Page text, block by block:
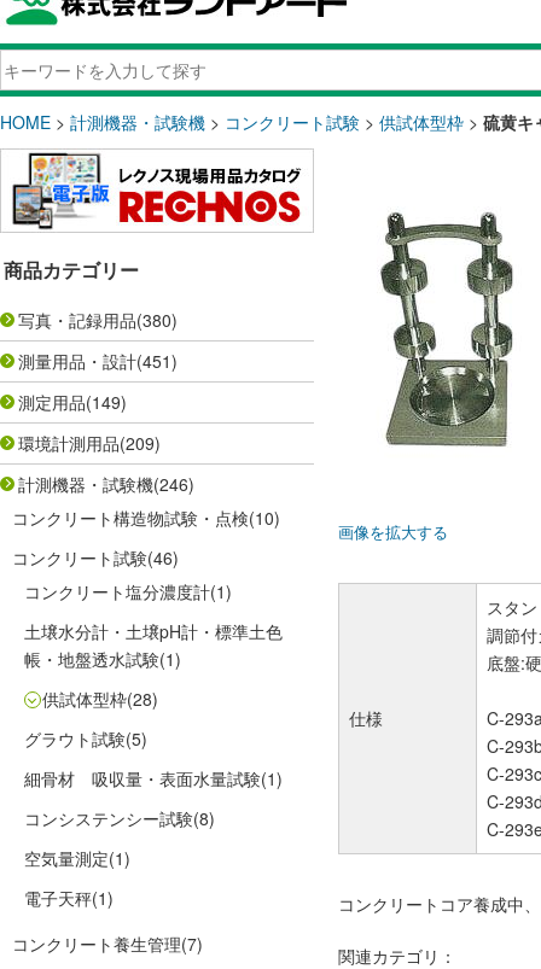
HOME > 計測機器・試験機 > コンクリート試験 > 供試体型枠 > 硫黄
商品カテゴリー
写真・記録用品(380)
測量用品・設計(451)
測定用品(149)
環境計測用品(209)
計測機器・試験機(246)
コンクリート構造物試験・点検(10)
コンクリート試験(46)
コンクリート塩分濃度計(1)
土壌水分計・土壌pH計・標準土色
帳・地盤透水試験(1)
供試体型枠(28)
グラウト試験(5)
細骨材 吸収量・表面水量試験(1)
コンシステンシー試験(8)
空気量測定(1)
電子天秤(1)
コンクリート養生管理(7)
画像を拡大する
仕様
スタ
調節
底盤:
C-
C-
C-
C-
C-
コンクリートコア養成中
関連カテゴリ：